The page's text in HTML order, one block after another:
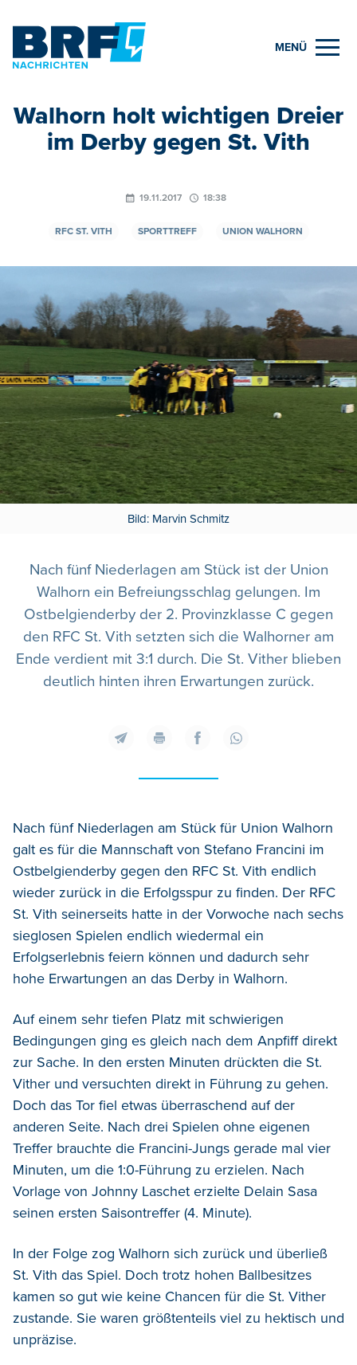
MENÜ
Walhorn holt wichtigen Dreier
im Derby gegen St. Vith
19.11.2017 18:38
RFC ST. VITH SPORTTREFF UNION WALHORN
Bild: Marvin Schmitz
Nach fünf Niederlagen am Stück ist der Union
Walhorn ein Befreiungsschlag gelungen. Im
Ostbelgienderby der 2. Provinzklasse C gegen
den RFC St. Vith setzten sich die Walhorner am
Ende verdient mit 3:1 durch. Die St. Vither blieben
deutlich hinten ihren Erwartungen zurück.
Nach fünf Niederlagen am Stück für Union Walhorn
galt es für die Mannschaft von Stefano Francini im
Ostbelgienderby gegen den RFC St. Vith endlich
wieder zurück in die Erfolgsspur zu finden. Der RFC
St. Vith seinerseits hatte in der Vorwoche nach sechs
sieglosen Spielen endlich wiedermal ein
Erfolgserlebnis feiern können und dadurch sehr
hohe Erwartungen an das Derby in Walhorn.
Auf einem sehr tiefen Platz mit schwierigen
Bedingungen ging es gleich nach dem Anpfiff direkt
zur Sache. In den ersten Minuten drückten die St.
Vither und versuchten direkt in Führung zu gehen.
Doch das Tor fiel etwas überraschend auf der
anderen Seite. Nach drei Spielen ohne eigenen
Treffer brauchte die Francini-Jungs gerade mal vier
Minuten, um die 1:0-Führung zu erzielen. Nach
Vorlage von Johnny Laschet erzielte Delain Sasa
seinen ersten Saisontreffer (4. Minute).
In der Folge zog Walhorn sich zurück und überließ
St. Vith das Spiel. Doch trotz hohen Ballbesitzes
kamen so gut wie keine Chancen für die St. Vither
zustande. Sie waren größtenteils viel zu hektisch und
unpräzise.